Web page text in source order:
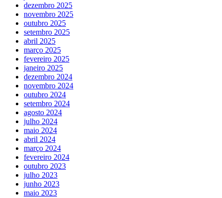
dezembro 2025
novembro 2025
outubro 2025
setembro 2025
abril 2025
março 2025
fevereiro 2025
janeiro 2025
dezembro 2024
novembro 2024
outubro 2024
setembro 2024
agosto 2024
julho 2024
maio 2024
abril 2024
março 2024
fevereiro 2024
outubro 2023
julho 2023
junho 2023
maio 2023